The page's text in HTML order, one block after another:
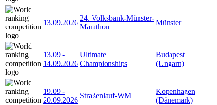
13.09.2026
24. Volksbank-Münster-
Marathon
Münster
13.09 -
14.09.2026
Ultimate
Championships
Budapest
(Ungarn)
19.09 -
20.09.2026
Straßenlauf-WM
Kopenhagen
(Dänemark)